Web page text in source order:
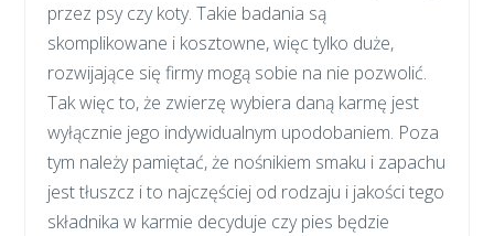
przez psy czy koty. Takie badania są
skomplikowane i kosztowne, więc tylko duże,
rozwijające się firmy mogą sobie na nie pozwolić.
Tak więc to, że zwierzę wybiera daną karmę jest
wyłącznie jego indywidualnym upodobaniem. Poza
tym należy pamiętać, że nośnikiem smaku i zapachu
jest tłuszcz i to najczęściej od rodzaju i jakości tego
składnika w karmie decyduje czy pies będzie